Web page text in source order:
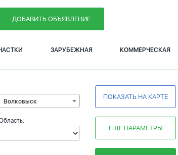
ДОБАВИТЬ ОБЪЯВЛЕНИЕ
ЗАРУБЕЖНАЯ КОММЕРЧЕСКАЯ
Волковыск
ПОКАЗАТЬ НА КАРТЕ
ЕЩЕ ПАРАМЕТРЫ